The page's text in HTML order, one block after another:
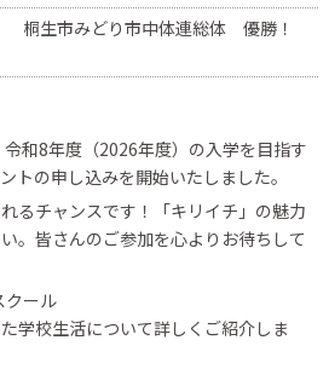
桐生市みどり市中体連総体 優勝！
令和8年度（2026年度）の入学を目指す
トの申し込みを開始いたしました。
るチャンスです！「キリイチ」の魅力
。皆さんのご参加を心よりお待ちして
クール
学校生活について詳しくご紹介しま